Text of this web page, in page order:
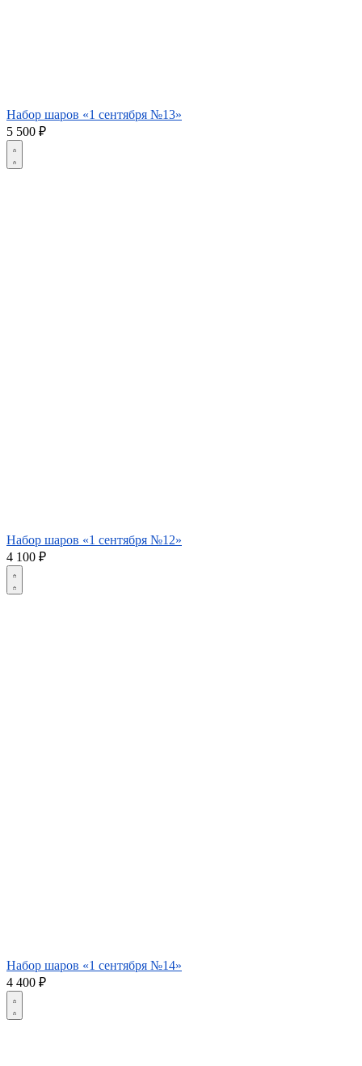
Набор шаров «1 сентября №13»
5 500 ₽
Набор шаров «1 сентября №12»
4 100 ₽
Набор шаров «1 сентября №14»
4 400 ₽